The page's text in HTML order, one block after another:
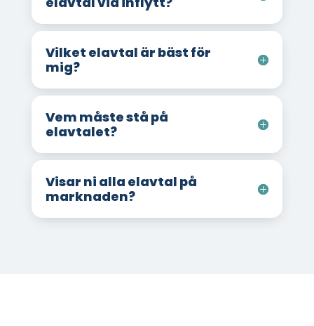
Vilket elavtal är bäst för
mig?
Vem måste stå på
elavtalet?
Visar ni alla elavtal på
marknaden?